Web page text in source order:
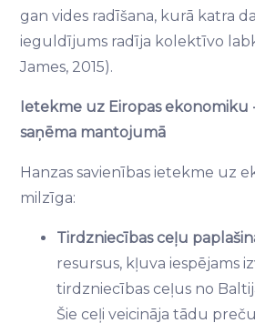
gan vides radīšana, kurā katra
ieguldījums radīja kolektīvo
James, 2015).
Ietekme uz Eiropas ekonomiku
saņēma mantojumā
Hanzas savienības ietekme uz
milzīga:
Tirdzniecības ceļu
resursus, kļuva iespējams
tirdzniecības ceļus no
Šie ceļi veicināja tādu